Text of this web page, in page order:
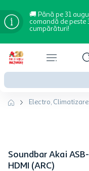
🚚 Până pe 31
comandă de peste
cumpărături!
Electro,
Soundbar Akai
HDMI (ARC)